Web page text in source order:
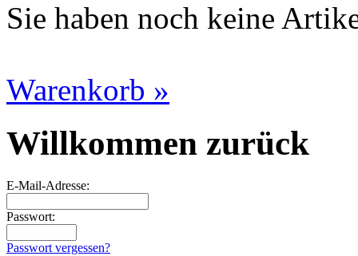
Sie haben noch keine
Warenkorb »
Willkommen zurück
E-Mail-Adresse:
Passwort:
Passwort vergessen?